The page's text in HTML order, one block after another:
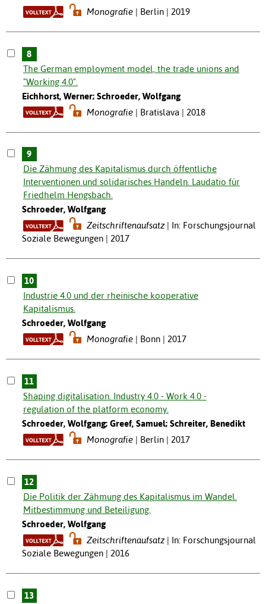
Monografie
Berlin | 2019
8
The German employment model, the trade unions and
"Working 4.0".
Eichhorst, Werner; Schroeder, Wolfgang
Monografie
Bratislava | 2018
9
Die Zähmung des Kapitalismus durch öffentliche
Interventionen und solidarisches Handeln. Laudatio für
Friedhelm Hengsbach.
Schroeder, Wolfgang
Zeitschriftenaufsatz
In: Forschungsjournal
Soziale Bewegungen | 2017
10
Industrie 4.0 und der rheinische kooperative
Kapitalismus.
Schroeder, Wolfgang
Monografie
Bonn | 2017
11
Shaping digitalisation. Industry 4.0 - Work 4.0 -
regulation of the platform economy.
Schroeder, Wolfgang; Greef, Samuel; Schreiter, Benedikt
Monografie
Berlin | 2017
12
Die Politik der Zähmung des Kapitalismus im Wandel.
Mitbestimmung und Beteiligung.
Schroeder, Wolfgang
Zeitschriftenaufsatz
In: Forschungsjournal
Soziale Bewegungen | 2016
13